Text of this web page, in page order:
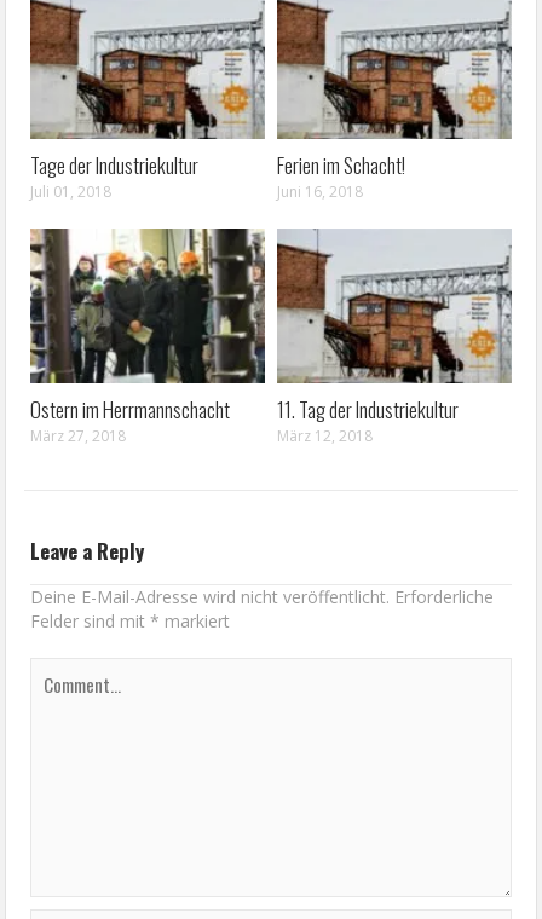
Tage der Industriekultur
Juli 01, 2018
Ferien im Schacht!
Juni 16, 2018
Ostern im Herrmannschacht
März 27, 2018
11. Tag der Industriekultur
März 12, 2018
Leave a Reply
Deine E-Mail-Adresse wird nicht veröffentlicht. Erforderliche
Felder sind mit* markiert